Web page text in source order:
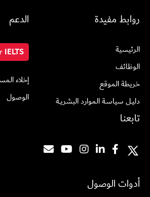
روابط مفيدة
الرئيسية
الوظائف
خريطة الموقع
دليـل سياسـة الموارد البشريــة
الدعم
IELTS
إخلاء
الوصول
تابعنا
أدوات الوصول